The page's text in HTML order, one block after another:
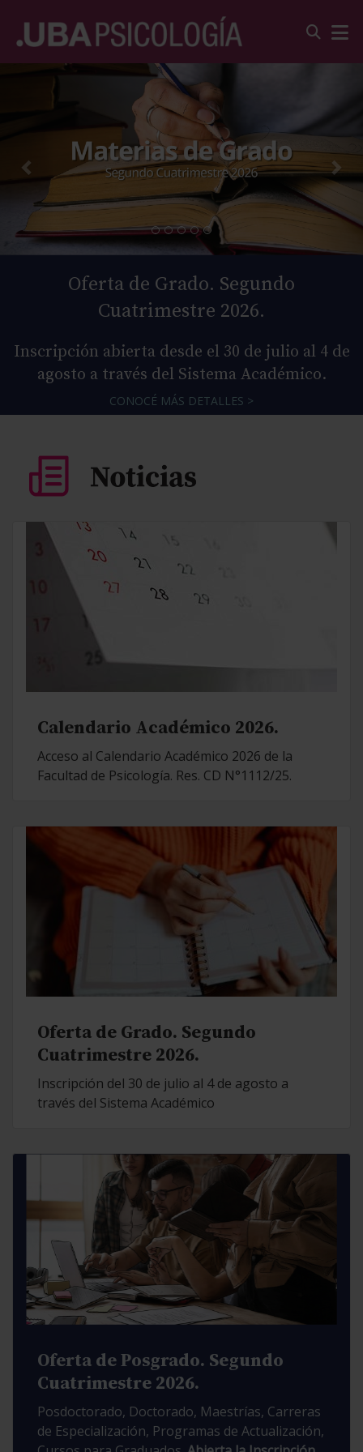
Oferta de Grado. Segundo
Cuatrimestre 2026.
Inscripción abierta desde el 30 de julio al 4 de
agosto a través del Sistema Académico.
CONOCÉ MÁS DETALLES >
Calendario Académico 2026.
Acceso al Calendario Académico 2026 de la
Facultad de Psicología. Res. CD N°1112/25.
Oferta de Grado. Segundo
Cuatrimestre 2026.
Inscripción del 30 de julio al 4 de agosto a
través del Sistema Académico
Oferta de Posgrado. Segundo
Cuatrimestre 2026.
Posdoctorado, Doctorado, Maestrías, Carreras
de Especialización, Programas de Actualización,